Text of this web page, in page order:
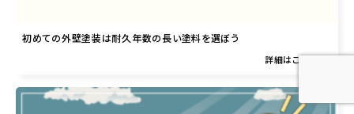
初めての外壁塗装は耐久年数の長い塗料を選ぼう
詳細はこちら